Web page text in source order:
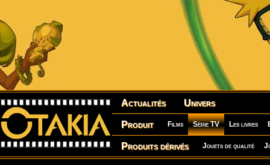
Actualités Univers
Produit Films Série TV Les livres
Produits dérivés Jouets de qualité